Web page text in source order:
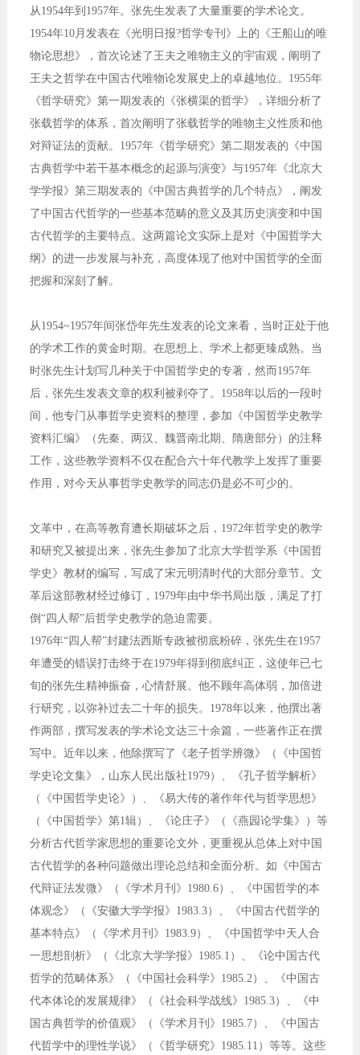
从1954年到1957年。张先生发表了大量重要的学术论文。
1954年10月发表在《光明日报?哲学专刊》上的《王船山的唯
物论思想》，首次论述了王夫之唯物主义的宇宙观，阐明了
王夫之哲学在中国古代唯物论发展史上的卓越地位。1955年
《哲学研究》第一期发表的《张横渠的哲学》，详细分析了
张载哲学的体系，首次阐明了张载哲学的唯物主义性质和他
对辩证法的贡献。1957年《哲学研究》第二期发表的《中国
古典哲学中若干基本概念的起源与演变》与1957年《北京大
学学报》第三期发表的《中国古典哲学的几个特点》，阐发
了中国古代哲学的一些基本范畴的意义及其历史演变和中国
古代哲学的主要特点。这两篇论文实际上是对《中国哲学大
纲》的进一步发展与补充，高度体现了他对中国哲学的全面
把握和深刻了解。
从1954~1957年间张岱年先生发表的论文来看，当时正处于他
的学术工作的黄金时期。在思想上、学术上都更臻成熟。当
时张先生计划写几种关于中国哲学史的专著，然而1957年
后，张先生发表文章的权利被剥夺了。1958年以后的一段时
间，他专门从事哲学史资料的整理，参加《中国哲学史教学
资料汇编》（先秦、两汉、魏晋南北期、隋唐部分）的注释
工作，这些教学资料不仅在配合六十年代教学上发挥了重要
作用，对今天从事哲学史教学的同志仍是必不可少的。
文革中，在高等教育遭长期破坏之后，1972年哲学史的教学
和研究又被提出来，张先生参加了北京大学哲学系《中国哲
学史》教材的编写，写成了宋元明清时代的大部分章节。文
革后这部教材经过修订，1979年由中华书局出版，满足了打
倒“四人帮”后哲学史教学的急迫需要。
1976年“四人帮”封建法西斯专政被彻底粉碎，张先生在1957
年遭受的错误打击终于在1979年得到彻底纠正，这使年已七
旬的张先生精神振奋，心情舒展。他不顾年高体弱，加倍进
行研究，以弥补过去二十年的损失。1978年以来，他撰出著
作两部，撰写发表的学术论文达三十余篇，一些著作正在撰
写中。近年以来，他除撰写了《老子哲学辨微》（《中国哲
学史论文集》，山东人民出版社1979）、《孔子哲学解析》
（《中国哲学史论》）、《易大传的著作年代与哲学思想》
（《中国哲学》第1辑）、《论庄子》（《燕园论学集》）等
分析古代哲学家思想的重要论文外，更重视从总体上对中国
古代哲学的各种问题做出理论总结和全面分析。如《中国古
代辩证法发微》（《学术月刊》1980.6）、《中国哲学的本
体观念》（《安徽大学学报》1983.3）、《中国古代哲学的
基本特点》（《学术月刊》1983.9）、《中国哲学中天人合
一思想剖析》（《北京大学学报》1985.1）、《论中国古代
哲学的范畴体系》（《中国社会科学》1985.2）、《中国古
代本体论的发展规律》（《社会科学战线》1985.3）、《中
国古典哲学的价值观》（《学术月刊》1985.7）、《中国古
代哲学中的理性学说》（《哲学研究》1985.11）等等。这些